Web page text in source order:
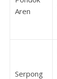
Aren
Serpong